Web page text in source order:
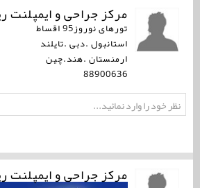
مرکز جراحی و ایمپلنت
تورهای نوروز95 اقساط
استانبول .دبی .تایلند
ارمنستان .هند.چین
88900636
مرکز جراحی و ایمپلنت